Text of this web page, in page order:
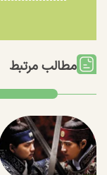
مطالب مرتبط